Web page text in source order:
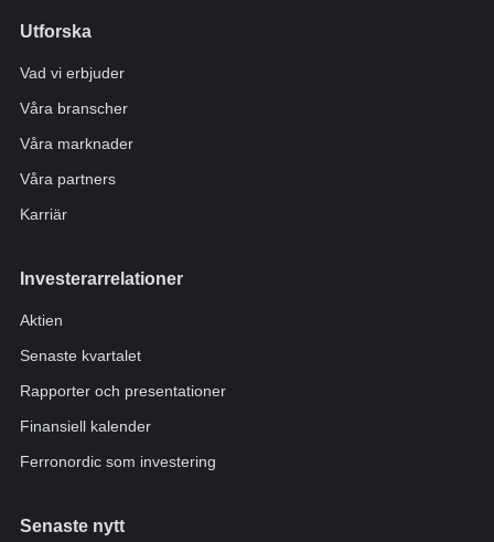
Utforska
Vad vi erbjuder
Våra branscher
Våra marknader
Våra partners
Karriär
Investerarrelationer
Aktien
Senaste kvartalet
Rapporter och presentationer
Finansiell kalender
Ferronordic som investering
Senaste nytt